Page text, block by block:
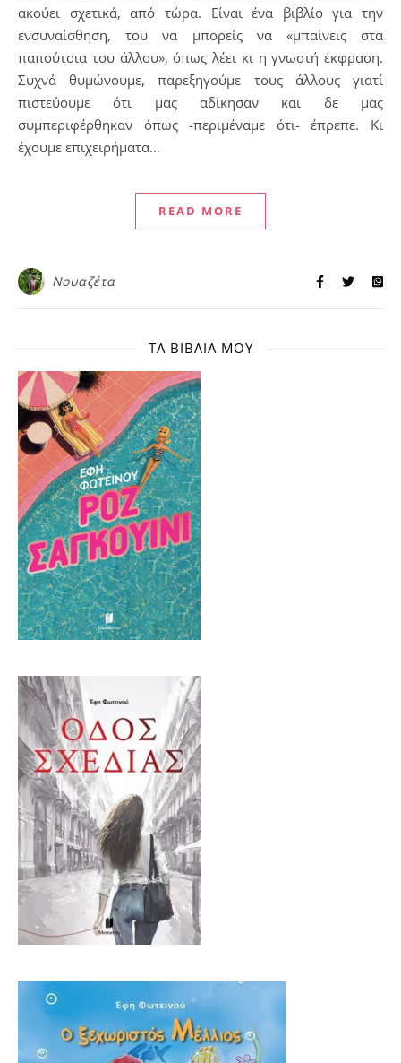
ακούει σχετικά, από τώρα. Είναι ένα βιβλίο για την
ενσυναίσθηση, του να μπορείς να «μπαίνεις στα
παπούτσια του άλλου», όπως λέει κι η γνωστή έκφραση.
Συχνά θυμώνουμε, παρεξηγούμε τους άλλους γιατί
πιστεύουμε ότι μας αδίκησαν και δε μας
συμπεριφέρθηκαν όπως -περιμέναμε ότι- έπρεπε. Κι
έχουμε επιχειρήματα…
READ MORE
Νουαζέτα
ΤΑ ΒΙΒΛΊΑ ΜΟΥ